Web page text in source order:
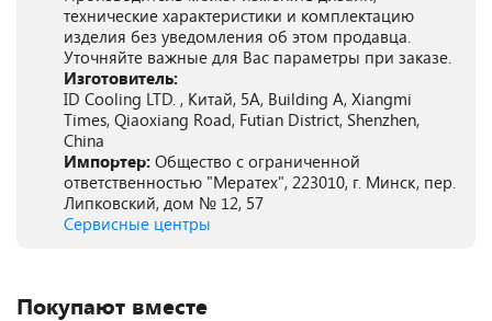
технические характеристики и комплектацию
изделия без уведомления об этом продавца.
Уточняйте важные для Вас параметры при заказе.
Изготовитель:
ID Cooling LTD. , Китай, 5A, Building A, Xiangmi
Times, Qiaoxiang Road, Futian District, Shenzhen,
China
Импортер: Общество с ограниченной
ответственностью "Мератех", 223010, г. Минск, пер.
Липковский, дом № 12, 57
Сервисные центры
Покупают вместе